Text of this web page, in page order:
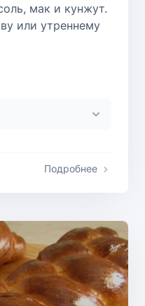
мак и кунжут.
или утреннему
Подробнее